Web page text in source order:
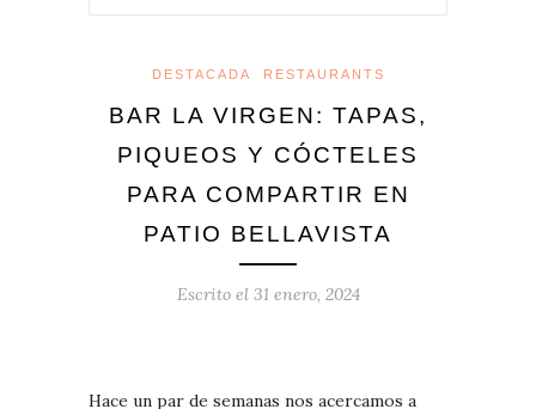
DESTACADA RESTAURANTS
BAR LA VIRGEN: TAPAS,
PIQUEOS Y CÓCTELES
PARA COMPARTIR EN
PATIO BELLAVISTA
Escrito el 31 enero, 2024
Hace un par de semanas nos acercamos a